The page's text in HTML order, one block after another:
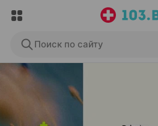
Поиск по сайту